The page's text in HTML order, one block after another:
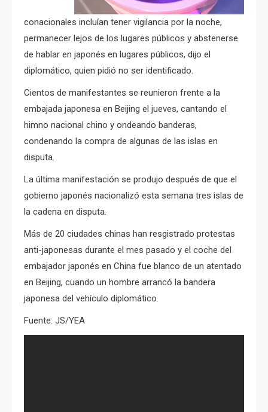
conacionales incluían tener vigilancia por la noche,
permanecer lejos de los lugares públicos y abstenerse
de hablar en japonés en lugares públicos, dijo el
diplomático, quien pidió no ser identificado.
Cientos de manifestantes se reunieron frente a la
embajada japonesa en Beijing el jueves, cantando el
himno nacional chino y ondeando banderas,
condenando la compra de algunas de las islas en
disputa.
La última manifestación se produjo después de que el
gobierno japonés nacionalizó esta semana tres islas de
la cadena en disputa.
Más de 20 ciudades chinas han resgistrado protestas
anti-japonesas durante el mes pasado y el coche del
embajador japonés en China fue blanco de un atentado
en Beijing, cuando un hombre arrancó la bandera
japonesa del vehículo diplomático.
Fuente: JS/YEA